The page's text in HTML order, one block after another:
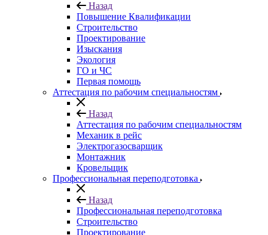
Назад
Повышение Квалификации
Строительство
Проектирование
Изыскания
Экология
ГО и ЧС
Первая помощь
Аттестация по рабочим специальностям
Назад
Аттестация по рабочим специальностям
Механик в рейс
Электрогазосварщик
Монтажник
Кровельщик
Профессиональная переподготовка
Назад
Профессиональная переподготовка
Строительство
Проектирование